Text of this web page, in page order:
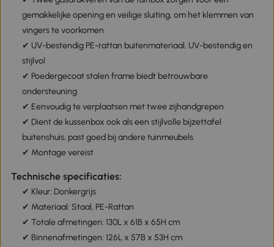
gemakkelijke opening en veilige sluiting, om het klemmen van
vingers te voorkomen
✔ UV-bestendig PE-rattan buitenmateriaal, UV-bestendig en
stijlvol
✔ Poedergecoat stalen frame biedt betrouwbare
ondersteuning
✔ Eenvoudig te verplaatsen met twee zijhandgrepen
✔ Dient de kussenbox ook als een stijlvolle bijzettafel
buitenshuis, past goed bij andere tuinmeubels
✔ Montage vereist
Technische specificaties:
✔ Kleur: Donkergrijs
✔ Materiaal: Staal, PE-Rattan
✔ Totale afmetingen: 130L x 61B x 65H cm
✔ Binnenafmetingen: 126L x 57B x 53H cm